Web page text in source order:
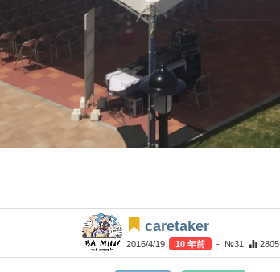
caretaker
2016/4/19 10 年前 - №31 2805